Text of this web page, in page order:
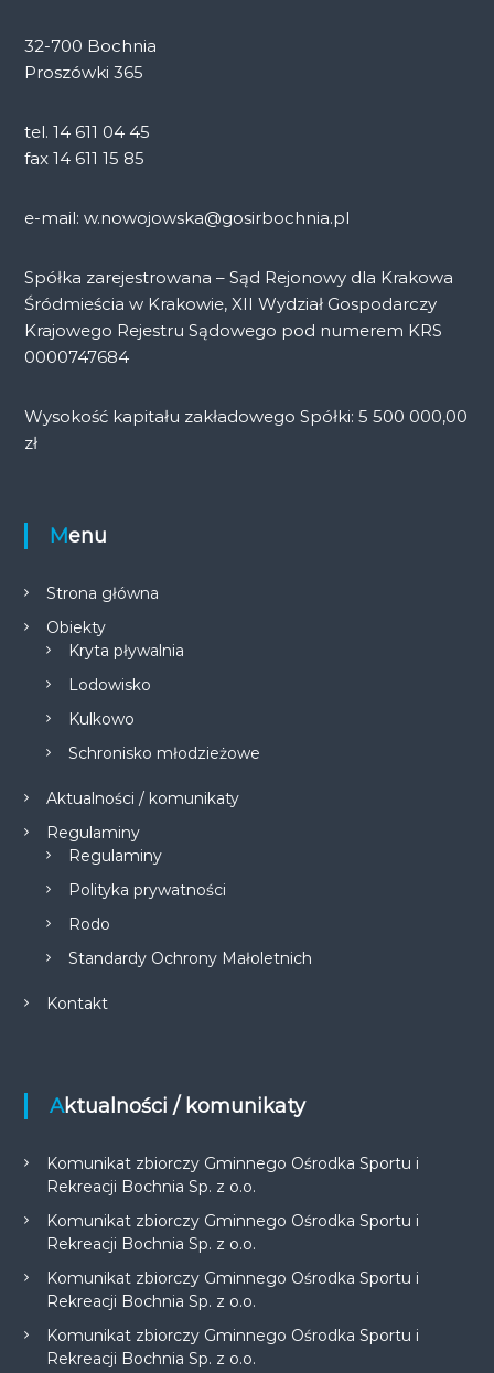
32-700 Bochnia
Proszówki 365
tel. 14 611 04 45
fax 14 611 15 85
e-mail: w.nowojowska@gosirbochnia.pl
Spółka zarejestrowana – Sąd Rejonowy dla Krakowa
Śródmieścia w Krakowie, XII Wydział Gospodarczy
Krajowego Rejestru Sądowego pod numerem KRS
0000747684
Wysokość kapitału zakładowego Spółki: 5 500 000,00
zł
Menu
Strona główna
Obiekty
Kryta pływalnia
Lodowisko
Kulkowo
Schronisko młodzieżowe
Aktualności / komunikaty
Regulaminy
Regulaminy
Polityka prywatności
Rodo
Standardy Ochrony Małoletnich
Kontakt
Aktualności / komunikaty
Komunikat zbiorczy Gminnego Ośrodka Sportu i
Rekreacji Bochnia Sp. z o.o.
Komunikat zbiorczy Gminnego Ośrodka Sportu i
Rekreacji Bochnia Sp. z o.o.
Komunikat zbiorczy Gminnego Ośrodka Sportu i
Rekreacji Bochnia Sp. z o.o.
Komunikat zbiorczy Gminnego Ośrodka Sportu i
Rekreacji Bochnia Sp. z o.o.